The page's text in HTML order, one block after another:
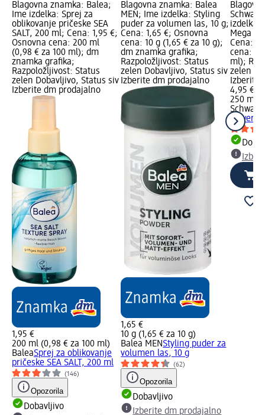
Blagovna znamka: Balea;
Ime izdelka: Sprej za
oblikovanje pričeske SEA
SALT, 200 ml; Cena: 1,95 €;
Osnovna cena: 200 ml
(0,98 € za 100 ml); dm
znamka grafika;
Razpoložljivost: Status
zelen Dobavljivo, Status siv
Izberite dm prodajalno
1,95 €
200 ml (0,98 € za 100 ml)
BaleaSprej za oblikovanje
pričeske SEA SALT, 200 ml
(146)
Opozorila
Dobavljivo
Blagovna znamka: Balea
MEN; Ime izdelka: Styling
puder za volumen las, 10 g;
Cena: 1,65 €; Osnovna
cena: 10 g (1,65 € za 10 g);
dm znamka grafika;
Razpoložljivost: Status
zelen Dobavljivo, Status siv
Izberite dm prodajalno
1,65 €
10 g (1,65 € za 10 g)
Balea MENStyling puder za
volumen las, 10 g
(62)
Opozorila
Dobavljivo
Izberite dm prodajalno
izdelka:
Mega
Cena:
cena:
ml);
zelen
Izberite
4,95 €
250 ml
Power